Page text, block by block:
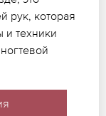
рук, которая
и техники